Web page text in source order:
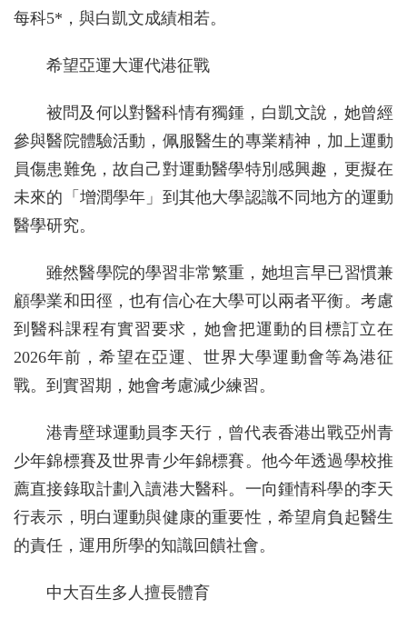
每科5*，與白凱文成績相若。
希望亞運大運代港征戰
被問及何以對醫科情有獨鍾，白凱文說，她曾經
參與醫院體驗活動，佩服醫生的專業精神，加上運動
員傷患難免，故自己對運動醫學特別感興趣，更擬在
未來的「增潤學年」到其他大學認識不同地方的運動
醫學研究。
雖然醫學院的學習非常繁重，她坦言早已習慣兼
顧學業和田徑，也有信心在大學可以兩者平衡。考慮
到醫科課程有實習要求，她會把運動的目標訂立在
2026年前，希望在亞運、世界大學運動會等為港征
戰。到實習期，她會考慮減少練習。
港青壁球運動員李天行，曾代表香港出戰亞州青
少年錦標賽及世界青少年錦標賽。他今年透過學校推
薦直接錄取計劃入讀港大醫科。一向鍾情科學的李天
行表示，明白運動與健康的重要性，希望肩負起醫生
的責任，運用所學的知識回饋社會。
中大百生多人擅長體育